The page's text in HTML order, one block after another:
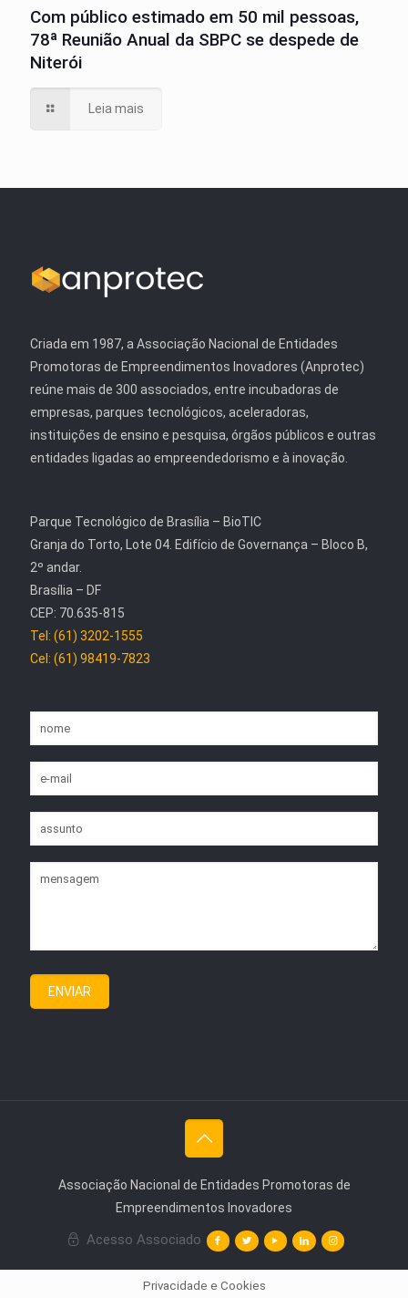
Com público estimado em 50 mil pessoas,
78ª Reunião Anual da SBPC se despede de
Niterói
Leia mais
Criada em 1987, a Associação Nacional de Entidades
Promotoras de Empreendimentos Inovadores (Anprotec)
reúne mais de 300 associados, entre incubadoras de
empresas, parques tecnológicos, aceleradoras,
instituições de ensino e pesquisa, órgãos públicos e outras
entidades ligadas ao empreendedorismo e à inovação.
Parque Tecnológico de Brasília – BioTIC
Granja do Torto, Lote 04. Edifício de Governança – Bloco B,
2º andar.
Brasília – DF
CEP: 70.635-815
Tel: (61) 3202-1555
Cel: (61) 98419-7823
Associação Nacional de Entidades Promotoras de
Empreendimentos Inovadores
Acesso Associado
Privacidade e Cookies